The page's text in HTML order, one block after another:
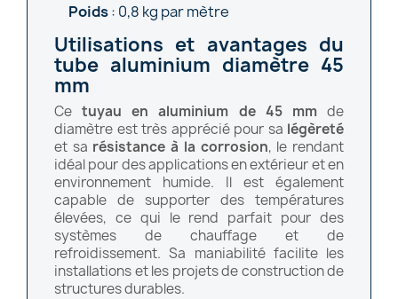
Poids: 0,8 kg par mètre
Utilisations et avantages du
tube aluminium diamètre 45
mm
Cetuyau en aluminium de 45 mmde
diamètre est très apprécié pour sa légèreté
et sa résistance à la corrosion, le rendant
idéal pour des applications en extérieur et en
environnement humide. Il est également
capable de supporter des températures
élevées, ce qui le rend parfait pour des
systèmes de chauffage et de
refroidissement. Sa maniabilité facilite les
installations et les projets de construction de
structures durables.